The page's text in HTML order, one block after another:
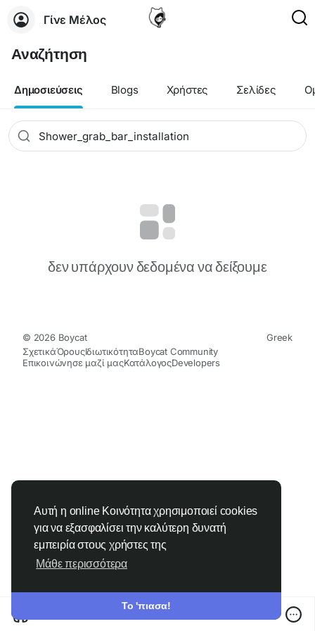
Αυτή η online Κοινότητα χρησιμοποιεί cookies
για να εξασφαλίσει την καλύτερη δυνατή
εμπειρία στους χρήστες της
Μάθε περισσότερα
Το 'πιασα!
Γίνε Μέλος
Αναζήτηση
Δημοσιεύσεις Blogs Χρήστες Σελίδες
δεν υπάρχουν δεδομένα να δείξουμε
© 2026 Boycat
Greek
ΣχετικάΌρουςΙδιωτικότηταBoycat Community
Επικοινώνησε μαζί μαςΚατάλογοςDevelopers